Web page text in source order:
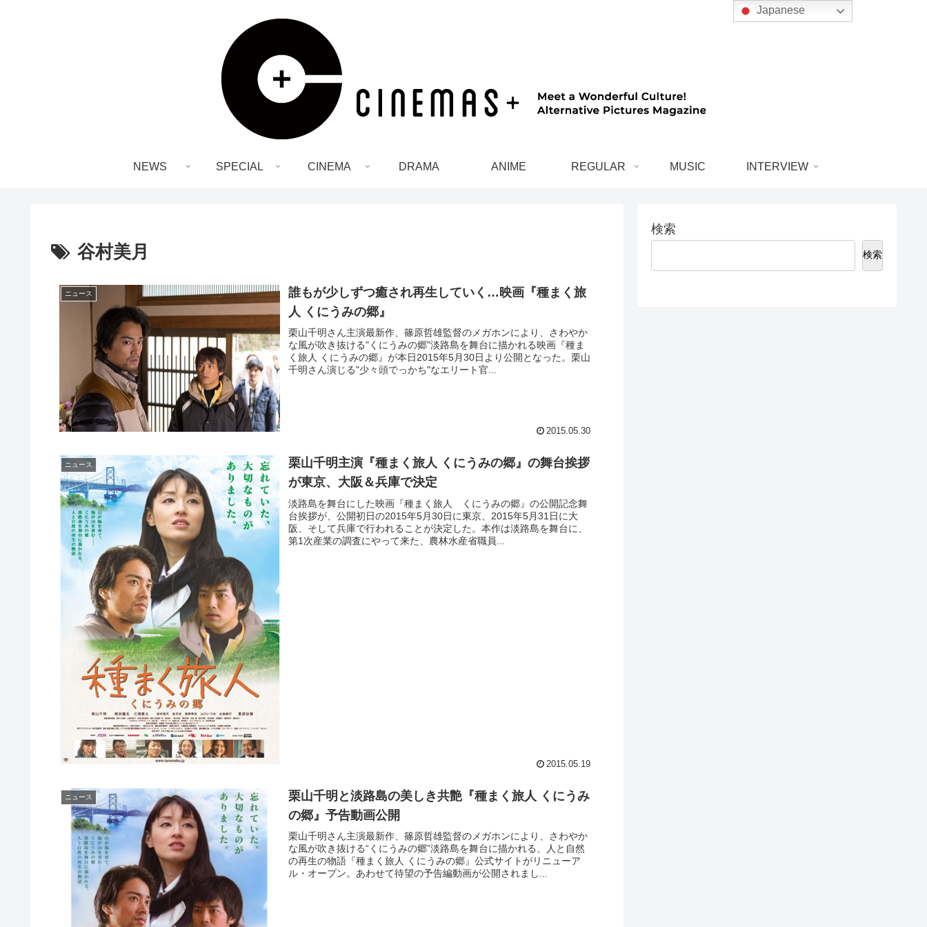
NEWS SPECIAL CINEMA DRAMA ANIME REGULAR MUSIC INTERVIEW
谷村美月
ニュース
誰もが少しずつ癒され再生していく…映画『種まく旅
人 くにうみの郷』
栗山千明さん主演最新作、篠原哲雄監督のメガホンにより、さわやか
な風が吹き抜ける"くにうみの郷"淡路島を舞台に描かれる映画『種ま
く旅人 くにうみの郷』が本日2015年5月30日より公開となった。栗山
千明さん演じる"少々頭でっかち"なエリート官...
2015.05.30
ニュース
栗山千明主演『種まく旅人 くにうみの郷』の舞台挨拶
が東京、大阪＆兵庫で決定
淡路島を舞台にした映画『種まく旅人 くにうみの郷』の公開記念舞
台挨拶が、公開初日の2015年5月30日に東京、2015年5月31日に大
阪、そして兵庫で行われることが決定した。本作は淡路島を舞台に、
第1次産業の調査にやって来た、農林水産省職員...
2015.05.19
ニュース
栗山千明と淡路島の美しき共艶『種まく旅人 くにうみ
の郷』予告動画公開
栗山千明さん主演最新作、篠原哲雄監督のメガホンにより、さわやか
な風が吹き抜ける“くにうみの郷”淡路島を舞台に描かれる、人と自然
の再生の物語『種まく旅人 くにうみの郷』公式サイトがリニューア
ル・オープン。あわせて待望の予告編動画が公開されまし...
検索
検索
Japanese